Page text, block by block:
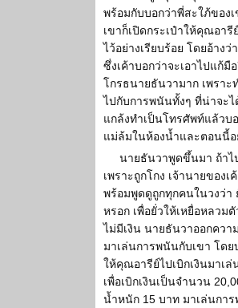
พร้อมกับบอกว่าพี่สะใภ้ของ
เขาก็เปิดกระเป๋าให้คุณอา
ไว้อย่างเรียบร้อย โดยอ้าง
ซึ่งเค้าบอกว่าจะเอาไปแก้
โกรธนายธันวามาก เพราะ
ไปกับการพนันทั้งๆ ที่น่าจะไ
แกล้งทำเป็นโทรศัพท์แล้วบ
แม่ล้มในห้องน้ำและตอนนี้อ
นายธันวาพูดขึ้นมา ถ้าไ
เพราะถูกโกง เจ้านายของ
พร้อมพูดดูถูกทุกคนในวงว่า
หรอก เพื่อยั่วให้เหยื่อหลวม
ไม่มีเงิน นายธันวาออกควา
มาเล่นการพนันกับเขา โดย
ให้คุณอารีย์ไปเบิกเงินมาเ
เพื่อเบิกเงินเป็นจำนวน
น้ำหนัก 15 บาท มาเล่นกา